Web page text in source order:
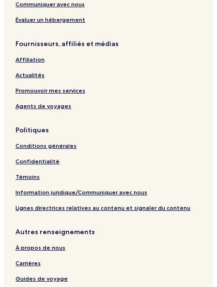
Communiquer avec nous
Évaluer un hébergement
Fournisseurs, affiliés et médias
Affiliation
Actualités
Promouvoir mes services
Agents de voyages
Politiques
Conditions générales
Confidentialité
Témoins
Information juridique/Communiquer avec nous
Lignes directrices relatives au contenu et signaler du contenu
Autres renseignements
À propos de nous
Carrières
Guides de voyage